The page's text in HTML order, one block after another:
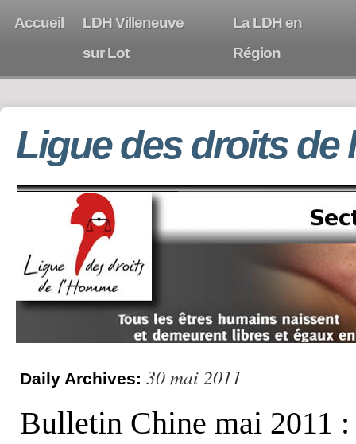
Accueil
LDH Villeneuve
sur Lot
La LDH en
Région
Ligue des droits de
Daily Archives: 30 mai 2011
Bulletin Chine mai 2011 :